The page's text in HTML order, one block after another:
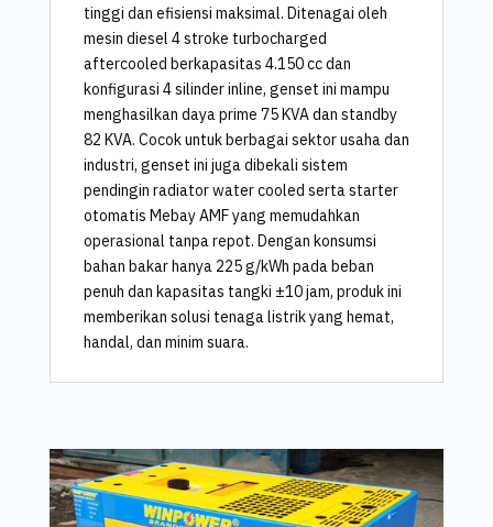
tinggi dan efisiensi maksimal. Ditenagai oleh
mesin diesel 4 stroke turbocharged
aftercooled berkapasitas 4.150 cc dan
konfigurasi 4 silinder inline, genset ini mampu
menghasilkan daya prime 75 KVA dan standby
82 KVA. Cocok untuk berbagai sektor usaha dan
industri, genset ini juga dibekali sistem
pendingin radiator water cooled serta starter
otomatis Mebay AMF yang memudahkan
operasional tanpa repot. Dengan konsumsi
bahan bakar hanya 225 g/kWh pada beban
penuh dan kapasitas tangki ±10 jam, produk ini
memberikan solusi tenaga listrik yang hemat,
handal, dan minim suara.